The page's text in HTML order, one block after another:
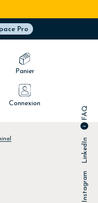
Pro
Panier
Connexion
Instagram
LinkedIn
FAQ